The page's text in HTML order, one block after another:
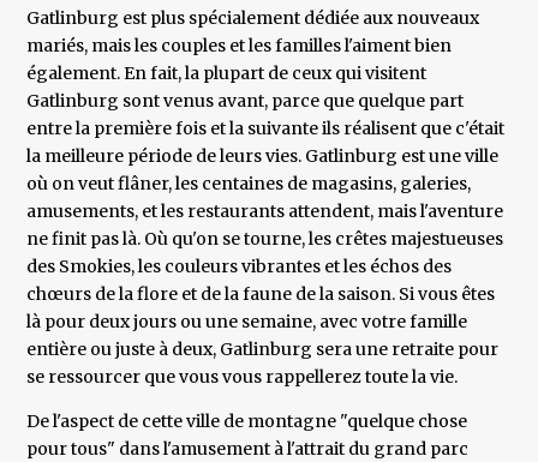
Gatlinburg est plus spécialement dédiée aux nouveaux
mariés, mais les couples et les familles l'aiment bien
également. En fait, la plupart de ceux qui visitent
Gatlinburg sont venus avant, parce que quelque part
entre la première fois et la suivante ils réalisent que c'était
la meilleure période de leurs vies. Gatlinburg est une ville
où on veut flâner, les centaines de magasins, galeries,
amusements, et les restaurants attendent, mais l'aventure
ne finit pas là. Où qu'on se tourne, les crêtes majestueuses
des Smokies, les couleurs vibrantes et les échos des
chœurs de la flore et de la faune de la saison. Si vous êtes
là pour deux jours ou une semaine, avec votre famille
entière ou juste à deux, Gatlinburg sera une retraite pour
se ressourcer que vous vous rappellerez toute la vie.
De l'aspect de cette ville de montagne "quelque chose
pour tous" dans l'amusement à l'attrait du grand parc